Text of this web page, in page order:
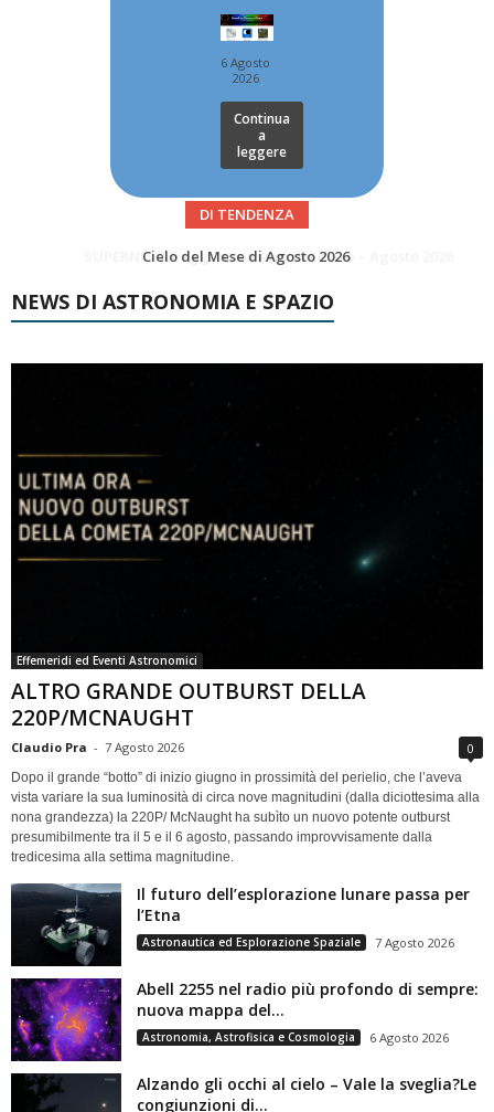
6 Agosto
2026
Continua
a
leggere
DI TENDENZA
SUPERNOVAE aggiornamenti del mese – Agosto 2026
Le Comete del mese di Agosto: LA 10P/TEMPEL AL PERIELIO
NEWS DI ASTRONOMIA E SPAZIO
Effemeridi ed Eventi Astronomici
ALTRO GRANDE OUTBURST DELLA
220P/MCNAUGHT
Claudio Pra - 7 Agosto 2026 0
Dopo il grande “botto” di inizio giugno in prossimità del perielio, che l’aveva
vista variare la sua luminosità di circa nove magnitudini (dalla diciottesima alla
nona grandezza) la 220P/ McNaught ha subìto un nuovo potente outburst
presumibilmente tra il 5 e il 6 agosto, passando improvvisamente dalla
tredicesima alla settima magnitudine.
Il futuro dell’esplorazione lunare passa per
l’Etna
Astronautica ed Esplorazione Spaziale 7 Agosto 2026
Abell 2255 nel radio più profondo di sempre:
nuova mappa del...
Astronomia, Astrofisica e Cosmologia 6 Agosto 2026
Alzando gli occhi al cielo – Vale la sveglia?Le
congiunzioni di...